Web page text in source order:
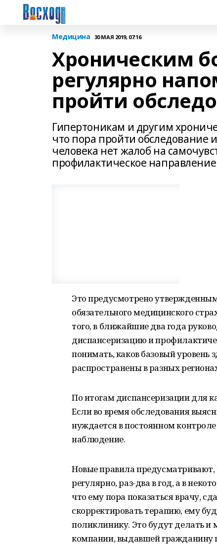
Медицина 30 МАЯ 2019, 07:16
Хроническим
регулярно
пройти
Гипертоникам и другим
что пора пройти обследование
человека нет жалоб на
профилактическое
Это предусмотрено
обязательного медицинского
того, в ближайшие два года
диспансеризацию и
понимать, каков базовый уровень
распространены в разных
По итогам диспансеризации для
Если во время обследования
нуждается в постоянном
наблюдение.
Новые правила предусматривают,
регулярно, раз-два в год, а в
что ему пора показаться врачу,
скорректировать терапию, ему
поликлинику. Это будут делать и
компании, выдавшей гражданину